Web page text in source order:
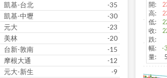
凱基-台北
-35
凱基-中壢
-30
元大
-23
美林
-20
台新-敦南
-15
摩根大通
-12
元大-新生
-9
開:
高:
低:
收:
跌:
幅:
-
量: